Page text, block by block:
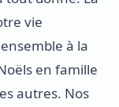
vie
à la
en famille
autres. Nos